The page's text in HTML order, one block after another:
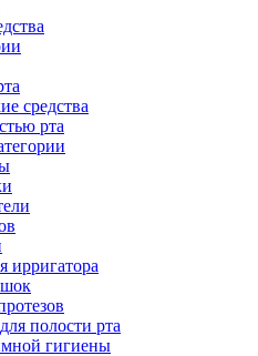
средства
рта
ирригатора
полости рта
гигиены